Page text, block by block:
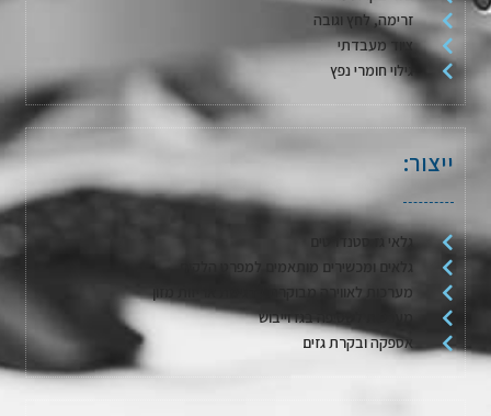
זרימה, לחץ וגובה
ציוד מעבדתי
גילוי חומרי נפץ
ייצור:
גלאי גז סטנדרטים
גלאים ומכשירים מותאמים למפרט הלקוח
מערכות לאווירה מבוקרת / דגימת אריזות מזון
מערכות לשטיפה בגז וייבוש
אספקה ובקרת גזים